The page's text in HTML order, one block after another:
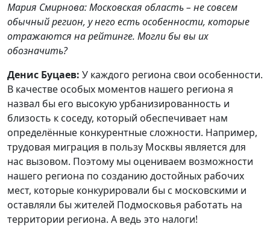
Мария Смирнова: Московская область – не совсем
обычный регион, у него есть особенности, которые
отражаются на рейтинге. Могли бы вы их
обозначить?
Денис Буцаев: У каждого региона свои особенности.
В качестве особых моментов нашего региона я
назвал бы его высокую урбанизированность и
близость к соседу, который обеспечивает нам
определённые конкурентные сложности. Например,
трудовая миграция в пользу Москвы является для
нас вызовом. Поэтому мы оцениваем возможности
нашего региона по созданию достойных рабочих
мест, которые конкурировали бы с московскими и
оставляли бы жителей Подмосковья работать на
территории региона. А ведь это налоги!